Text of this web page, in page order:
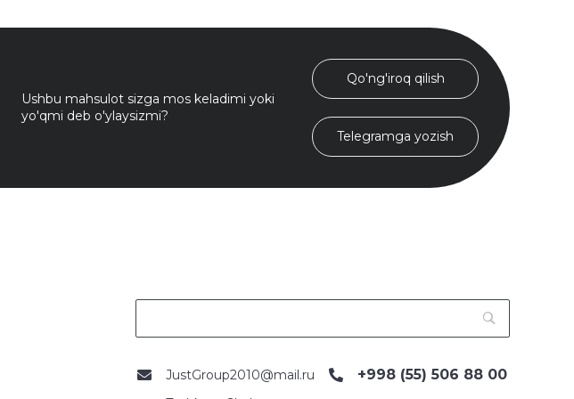
Ushbu mahsulot sizga mos keladimi yoki
yo'qmi deb o'ylaysizmi?
Qo'ng'iroq qilish
Telegramga yozish
JustGroup2010@mail.ru +998 (55) 506 88 00